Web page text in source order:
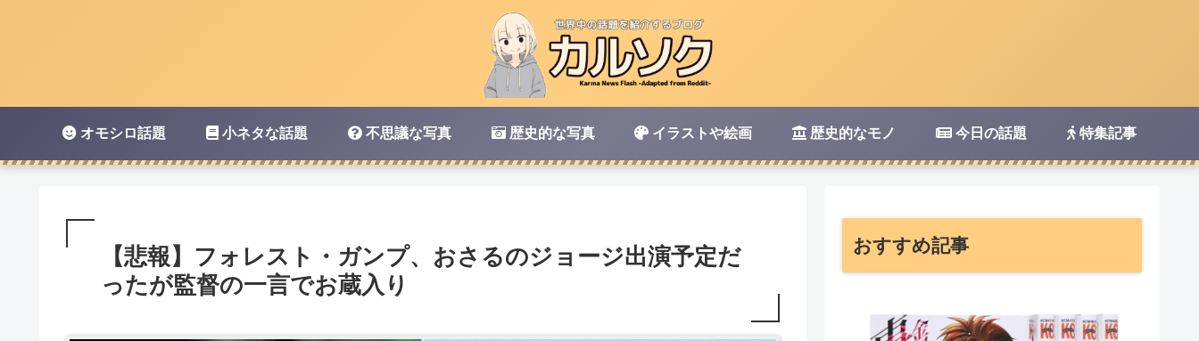
オモシロ話題 小ネタな話題 不思議な写真 歴史的な写真 イラストや絵画 歴史的なモノ 今日の話題 特集記事
【悲報】フォレスト・ガンプ、おさるのジョージ出演予定だ
ったが監督の一言でお蔵入り
おすすめ記事